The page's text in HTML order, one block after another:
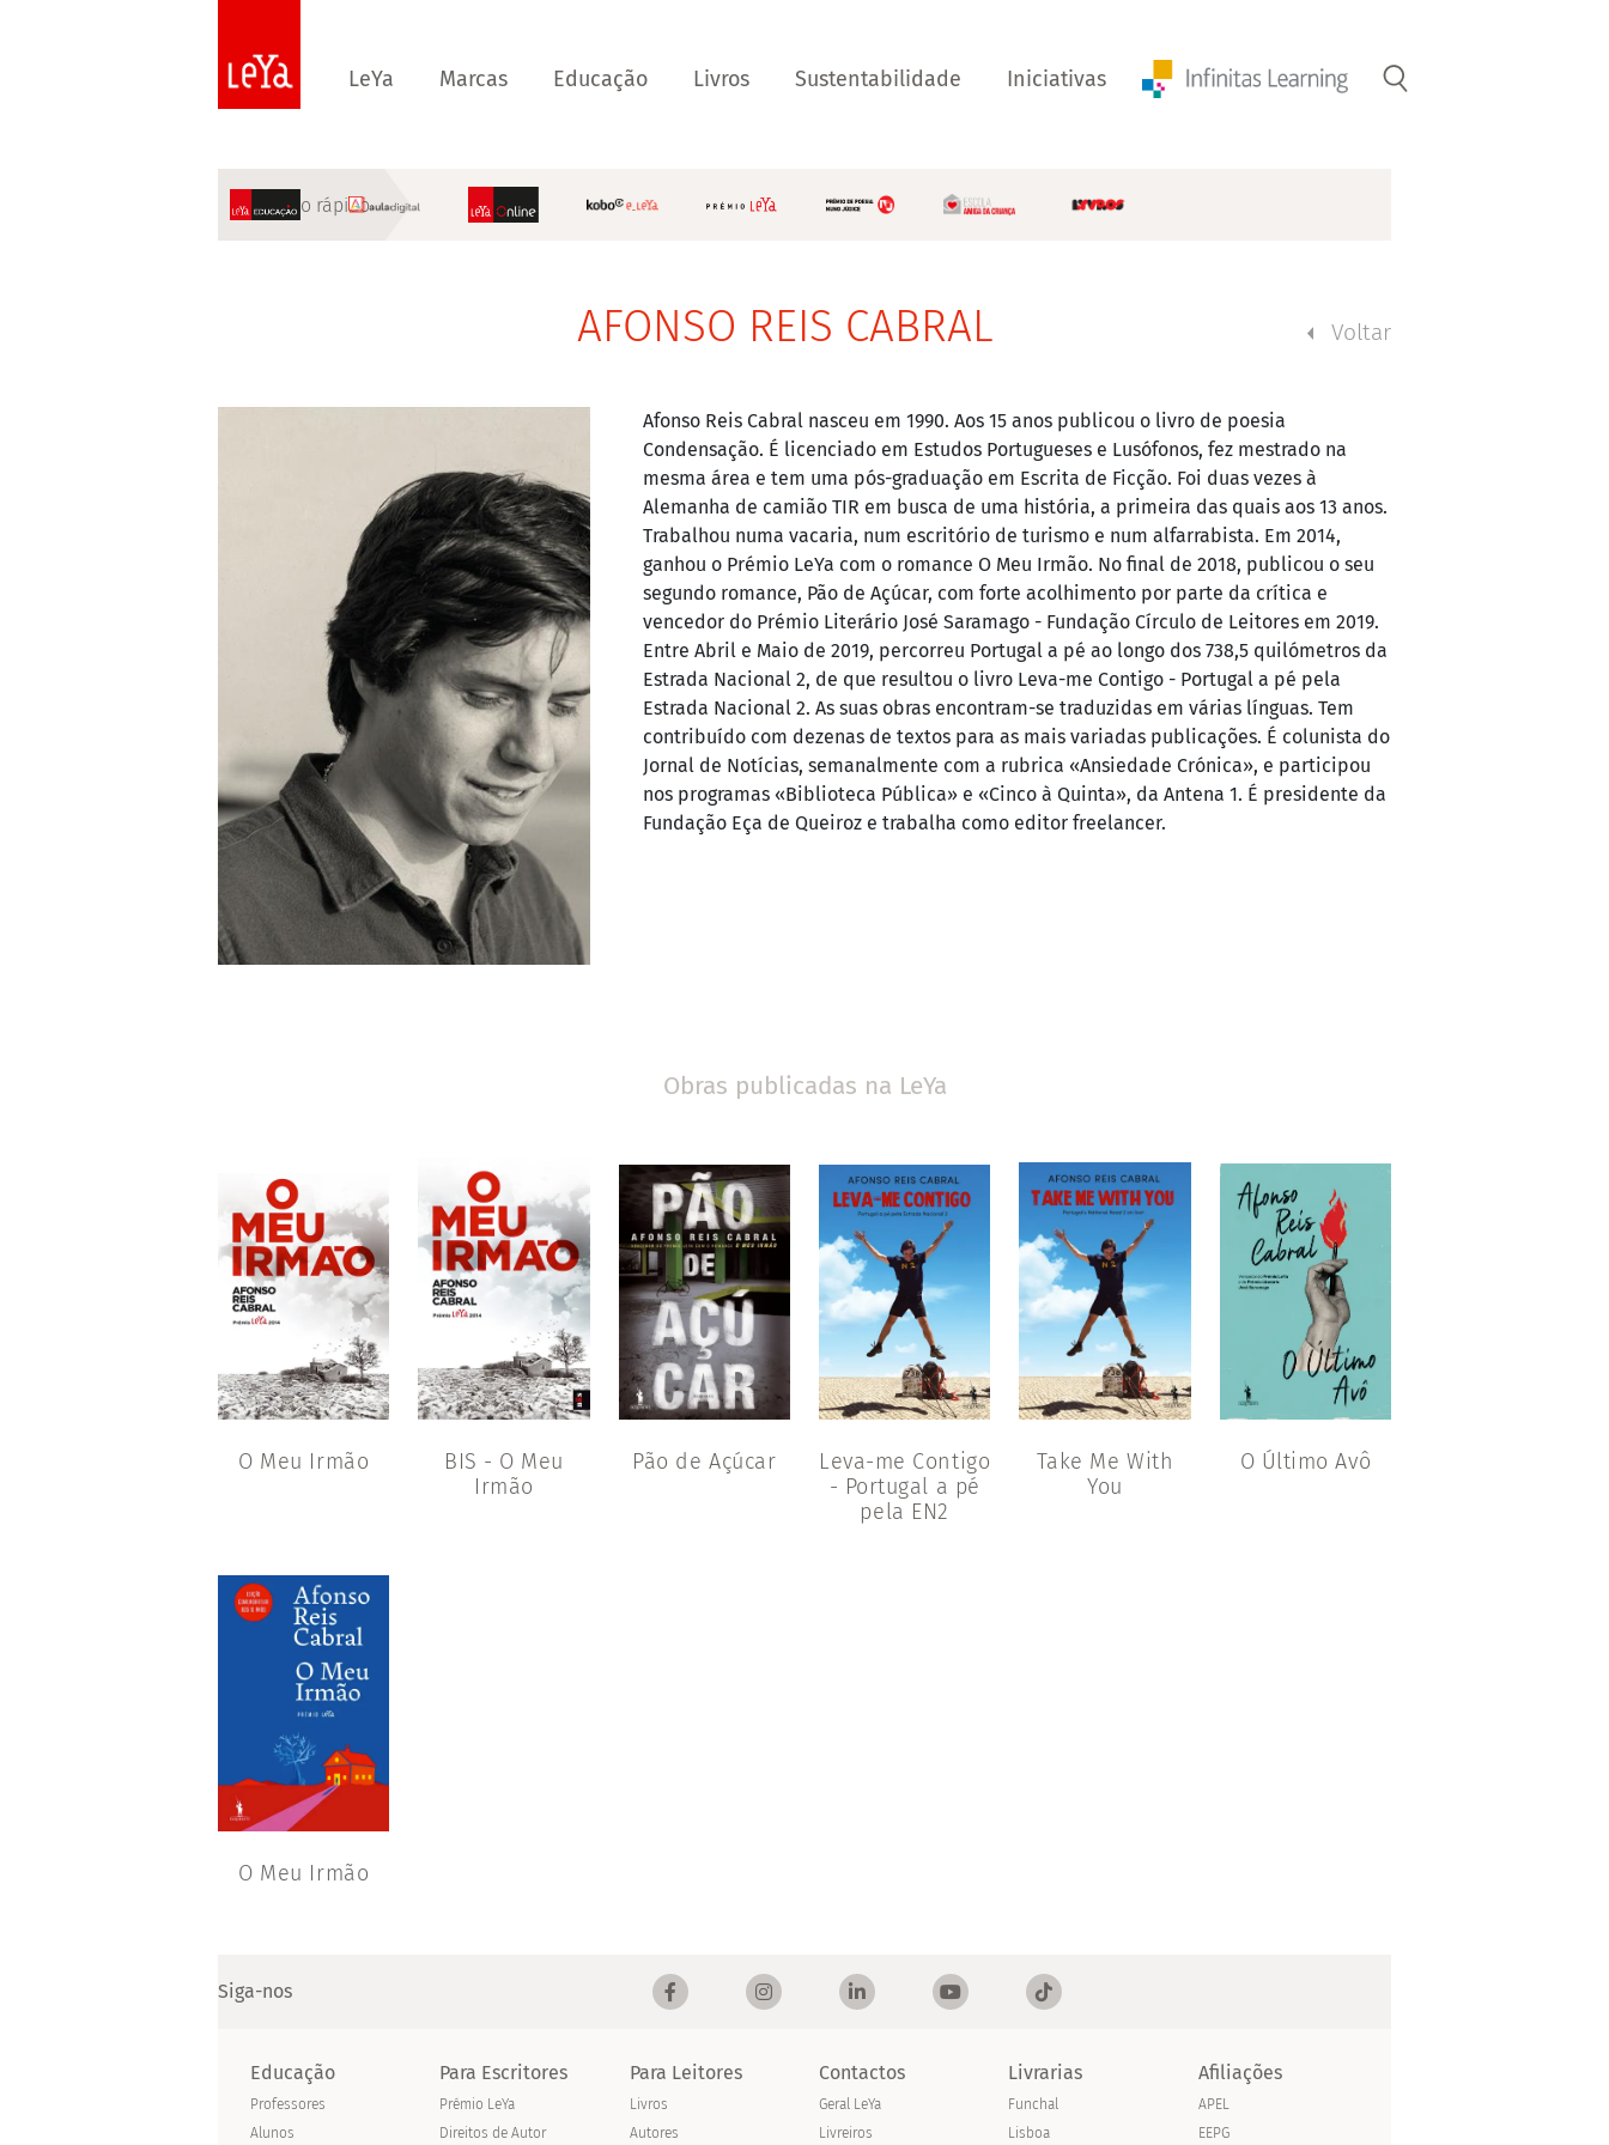
LeYa Marcas Educação Livros Sustentabilidade Iniciativas
Acesso rápido
AFONSO REIS CABRAL Voltar
Afonso Reis Cabral nasceu em 1990. Aos 15 anos publicou o livro de poesia
Condensação. É licenciado em Estudos Portugueses e Lusófonos, fez mestrado na
mesma área e tem uma pós-graduação em Escrita de Ficção. Foi duas vezes à
Alemanha de camião TIR em busca de uma história, a primeira das quais aos 13 anos.
Trabalhou numa vacaria, num escritório de turismo e num alfarrabista. Em 2014,
ganhou o Prémio LeYa com o romance O Meu Irmão. No final de 2018, publicou o seu
segundo romance, Pão de Açúcar, com forte acolhimento por parte da crítica e
vencedor do Prémio Literário José Saramago - Fundação Círculo de Leitores em 2019.
Entre Abril e Maio de 2019, percorreu Portugal a pé ao longo dos 738,5 quilómetros da
Estrada Nacional 2, de que resultou o livro Leva-me Contigo - Portugal a pé pela
Estrada Nacional 2. As suas obras encontram-se traduzidas em várias línguas. Tem
contribuído com dezenas de textos para as mais variadas publicações. É colunista do
Jornal de Notícias, semanalmente com a rubrica «Ansiedade Crónica», e participou
nos programas «Biblioteca Pública» e «Cinco à Quinta», da Antena 1. É presidente da
Fundação Eça de Queiroz e trabalha como editor freelancer.
Obras publicadas na LeYa
O Meu Irmão
BIS - O Meu
Irmão
Pão de Açúcar
Leva-me Contigo
- Portugal a pé
pela EN2
Take Me With
You
O Último Avô
O Meu Irmão
Siga-nos
Educação
Professores
Alunos
Para Escritores
Prémio LeYa
Direitos de Autor
Para Leitores
Livros
Autores
Contactos
Geral LeYa
Livreiros
Livrarias
Funchal
Lisboa
Afiliações
APEL
EEPG